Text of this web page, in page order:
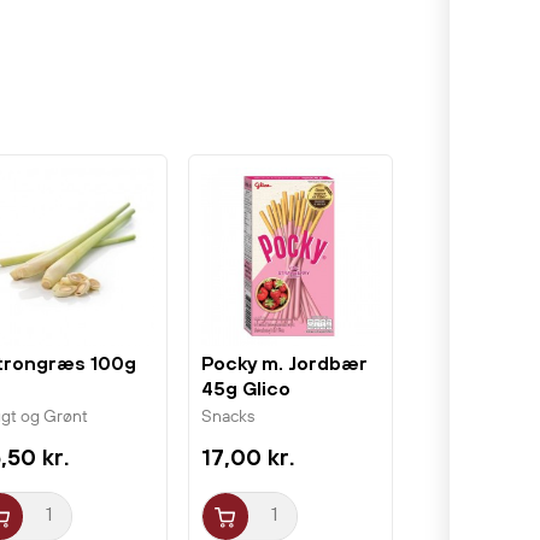
100g
og Grønt
kr.
Pocky m. Jordbær
45g Glico
Snacks
17,00 kr.